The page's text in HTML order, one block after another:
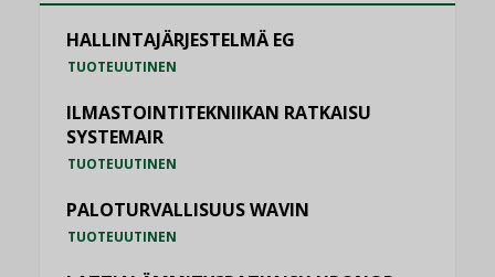
HALLINTAJÄRJESTELMÄ EG
TUOTEUUTINEN
ILMASTOINTITEKNIIKAN RATKAISU
SYSTEMAIR
TUOTEUUTINEN
PALOTURVALLISUUS WAVIN
TUOTEUUTINEN